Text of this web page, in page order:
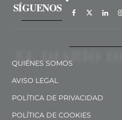
SÍGUENOS
QUIÉNES SOMOS
AVISO LEGAL
POLÍTICA DE PRIVACIDAD
POLÍTICA DE COOKIES